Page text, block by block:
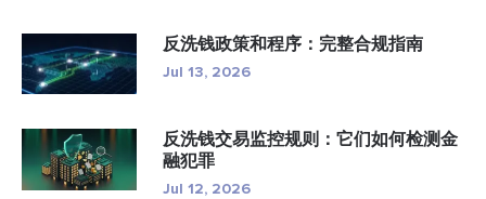
反洗钱政策和程序：完整合规指南
Jul 13, 2026
反洗钱交易监控规则：它们如何检测金
融犯罪
Jul 12, 2026